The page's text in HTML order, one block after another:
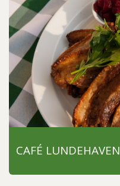
CAFÉ LUNDEHAVEN